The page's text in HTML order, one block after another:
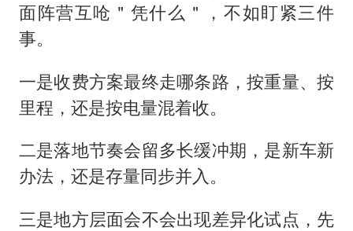
面阵营互呛＂凭什么＂，不如盯紧三件
事。
一是收费方案最终走哪条路，按重量、按
里程，还是按电量混着收。
二是落地节奏会留多长缓冲期，是新车新
办法，还是存量同步并入。
三是地方层面会不会出现差异化试点，先